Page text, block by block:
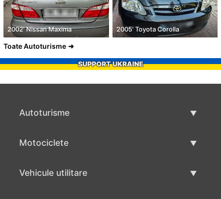
2002' Nissan Maxima 2005' Toyota Corolla
Toate Autoturisme
SUPPORT UKRAINE
Autoturisme
Motociclete
Vehicule utilitare